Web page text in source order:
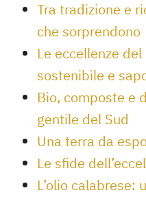
Tra tradizione e
che sorprendono
Le eccellenze
sostenibile e
Bio, composte e
gentile del Sud
Una terra da
Le sfide
L’olio calabrese: